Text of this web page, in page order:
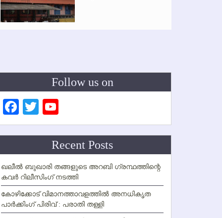
Follow us on
Facebook
Twitter
Channel
Recent Posts
ഖലീല്‍ ബുഖാരി തങ്ങളുടെ അറബി ഗ്രന്ഥത്തിന്റെ
കവര്‍ റിലീസിംഗ് നടത്തി
കോഴിക്കോട് വിമാനത്താവളത്തില്‍ അനധികൃത
പാര്‍ക്കിംഗ് പിരിവ് : പരാതി തള്ളി